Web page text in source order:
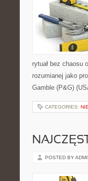
rytuał bez chaosu
rozumianej jako
Gamble (P&G)
CATEGORIES:
POSTED BY